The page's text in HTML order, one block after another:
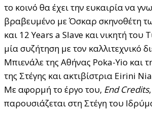
το κοινό θα έχει την ευκαιρία να
βραβευμένο με Όσκαρ σκηνοθέτη
και 12 Years a Slave και νικητή του
μία συζήτηση με τον καλλιτεχνικό
Μπιενάλε της Αθήνας Poka-Yio και
της Στέγης και ακτιβίστρια Eirini
Με αφορμή το έργο του, End Credits
παρουσιάζεται στη Στέγη του